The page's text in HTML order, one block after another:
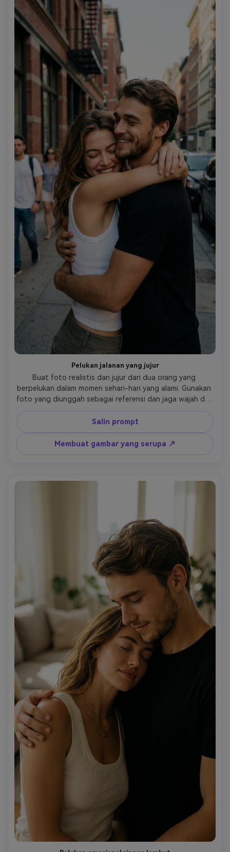
Pelukan jalanan yang jujur
Buat foto realistis dan jujur dari dua orang yang
berpelukan dalam momen sehari-hari yang alami. Gunakan
foto yang diunggah sebagai referensi dan jaga wajah dan
identitas tetap tidak berubah. Pelukan itu harus terasa
spontan dan tidak berpose, seperti momen yang
tertangkap secara tidak sengaja. Pencahayaan luar
ruangan alami gerakan sedikit kabur posisi kasual gaya
fotografi jalanan fotorealistis tidak ada kartun tidak ada
Salin prompt
Membuat gambar yang serupa ↗